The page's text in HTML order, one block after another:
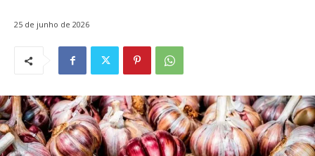
25 de junho de 2026